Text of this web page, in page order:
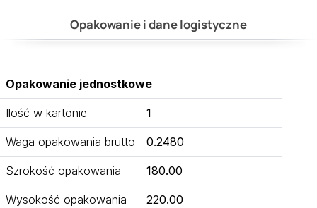
Opakowanie i dane logistyczne
Opakowanie jednostkowe
Ilość w kartonie 1
Waga opakowania brutto 0.2480
Szrokość opakowania 180.00
Wysokość opakowania 220.00